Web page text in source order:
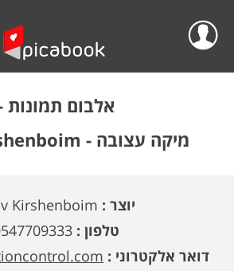
שלום
הפרוייקטים שלי
הסרטונים שלי
הפרופיל שלי
אלבום תמונות
מיקה עצובה - Zeev Kirshenboim
יוצר : Kirshenboim
טלפון :
דואר אלקטרוני :